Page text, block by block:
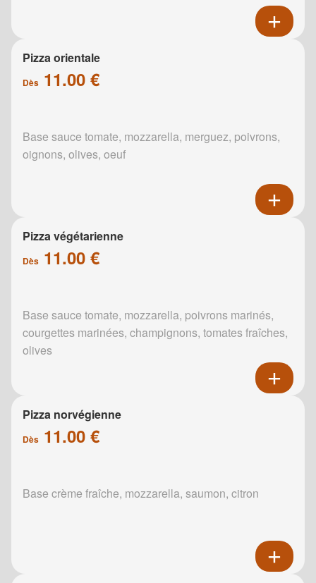
Pizza orientale
Dès 11.00 €
Base sauce tomate, mozzarella, merguez, poivrons,
oignons, olives, oeuf
Pizza végétarienne
Dès 11.00 €
Base sauce tomate, mozzarella, poivrons marinés,
courgettes marinées, champignons, tomates fraîches,
olives
Pizza norvégienne
Dès 11.00 €
Base crème fraîche, mozzarella, saumon, citron